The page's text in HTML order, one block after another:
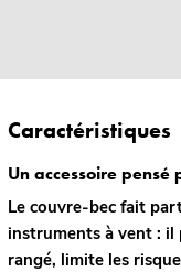
Caractéristiques
Un accessoire
Le couvre-bec fait
instruments à vent :
rangé, limite les